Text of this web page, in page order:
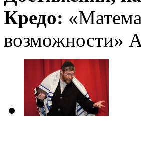
Кредо:
возможности»